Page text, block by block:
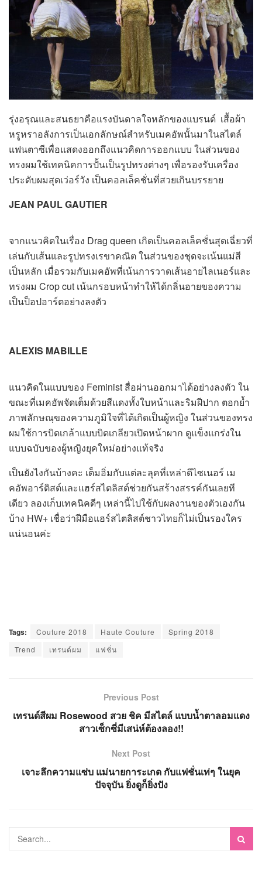
รุ่งอรุณและสนธยาคือแรงบันดาลใจหลักของแบรนด์ เสื้อผ้า
หรูหราอลังการเป็นเอกลักษณ์สำหรับเมคอัพนั้นมาในสไตล์
แฟนตาซีเพื่อแสดงออกถึงแนวคิดการออกแบบ ในส่วนของ
ทรงผมใช้เทคนิคการปั้นเป็นรูปทรงต่างๆ เพื่อรองรับเครื่อง
ประดับผมสุดเว่อร์วัง เป็นคอลเล็คชั่นที่สวยเกินบรรยาย
JEAN PAUL GAUTIER
จากแนวคิดในเรื่อง Drag queen เกิดเป็นคอลเล็คชั่นสุดเฉี่ยวที่
เล่นกับเส้นและรูปทรงเรขาคณิต ในส่วนของชุดจะเน้นแม่สี
เป็นหลัก เมื่อรวมกับเมคอัพที่เน้นการวาดเส้นอายไลเนอร์และ
ทรงผม Crop cut เน้นกรอบหน้าทำให้ได้กลิ่นอายของความ
เป็นป็อปอาร์ตอย่างลงตัว
ALEXIS MABILLE
แนวคิดในแบบของ Feminist สื่อผ่านออกมาได้อย่างลงตัว ใน
ขณะที่เมคอัพจัดเต็มด้วยสีแดงทั้งใบหน้าและริมฝีปาก ตอกย้ำ
ภาพลักษณฺของความภูมิใจที่ได้เกิดเป็นผู้หญิง ในส่วนของทรง
ผมใช้การบิดเกล้าแบบบิดเกลียวเปิดหน้าผาก ดูแข็งแกร่งใน
แบบฉบับของผู้หญิงยุคใหม่อย่างแท้จริง
เป็นยังไงกันบ้างคะ เต็มอิ่มกับแต่ละลุคที่เหล่าดีไซเนอร์ เม
คอัพอาร์ติสต์และแฮร์สไตลิสต์ช่วยกันสร้างสรรค์กันเลยที
เดียว ลองเก็บเทคนิคดีๆ เหล่านี้ไปใช้กับผลงานของตัวเองกัน
บ้าง HW+ เชื่อว่าฝีมือแฮร์สไตลิสต์ชาวไทยก็ไม่เป็นรองใคร
แน่นอนค่ะ
Tags: Couture 2018 Haute Couture
Spring 2018
Trend
เทรนด์ผม แฟชั่น
Previous Post
เทรนด์สีผม Rosewood สวย ชิค มีสไตล์ แบบน้ำตาลอมแดง
สาวเซ็กซี่มีเสน่ห์ต้องลอง!!
Next Post
เจาะลึกความแซ่บ แม่นายการะเกด กับแฟชั่นเท่ๆ ในยุค
ปัจจุบัน ยิ่งดูก็ยิ่งปัง